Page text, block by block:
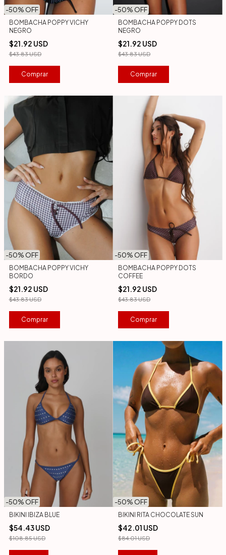
-50% OFF
BOMBACHA POPPY VICHY
NEGRO
$21.92 USD
$43.83 USD
Comprar
-50% OFF
BOMBACHA POPPY DOTS
NEGRO
$21.92 USD
$43.83 USD
Comprar
-50% OFF
BOMBACHA POPPY VICHY
BORDO
$21.92 USD
$43.83 USD
Comprar
-50% OFF
BOMBACHA POPPY DOTS
COFFEE
$21.92 USD
$43.83 USD
Comprar
-50% OFF
BIKINI IBIZA BLUE
$54.43 USD
$108.85 USD
-50% OFF
BIKINI RITA CHOCOLATE SUN
$42.01 USD
$84.01 USD